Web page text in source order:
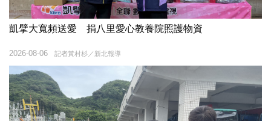
凱擘大寬頻送愛 捐八里愛心教養院照護物資
記者黃村杉／新北報導
2026-08-06